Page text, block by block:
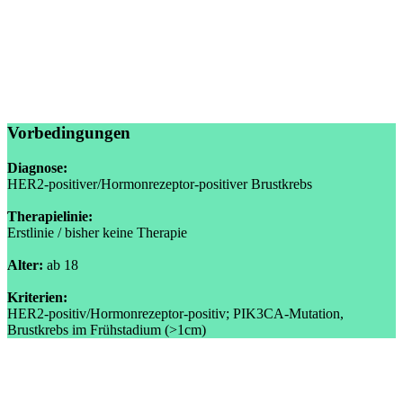
Vorbedingungen
Diagnose:
HER2-positiver/Hormonrezeptor-positiver Brustkrebs
Therapielinie:
Erstlinie / bisher keine Therapie
Alter: ab 18
Kriterien:
HER2-positiv/Hormonrezeptor-positiv; PIK3CA-Mutation,
Brustkrebs im Frühstadium (>1cm)